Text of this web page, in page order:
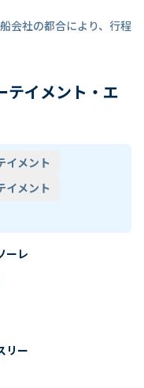
会社の都合により、行程
テイメント・エ
イメント
イメント
ーレ
リー